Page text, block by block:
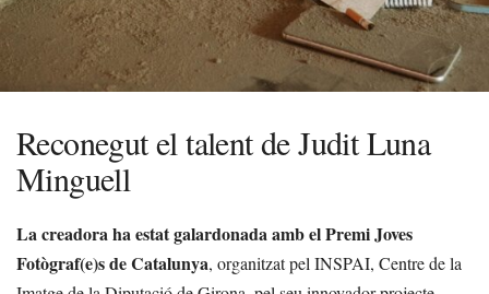
Reconegut el talent de Judit Luna
Minguell
La creadora ha estat galardonada amb el Premi Joves
Fotògraf(e)s de Catalunya, organitzat pel INSPAI, Centre de la